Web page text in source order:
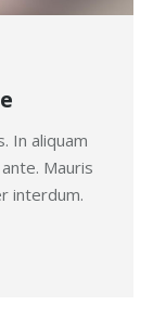
In aliquam
Mauris
interdum.